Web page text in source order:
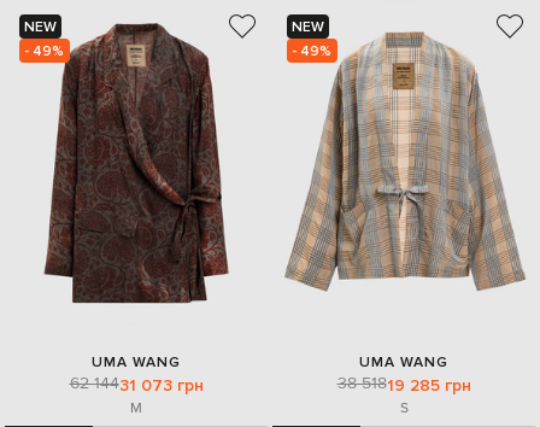
NEW
- 49%
UMA WANG
62 14431 073 грн
M
NEW
- 49%
UMA WANG
38 51819 285 грн
S